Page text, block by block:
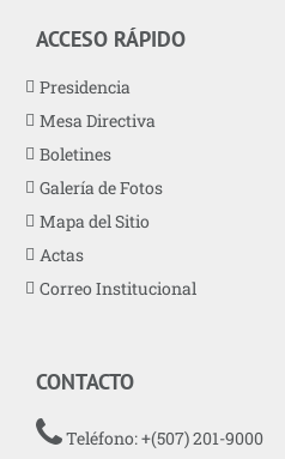
ACCESO RÁPIDO
Presidencia
Mesa Directiva
Boletines
Galería de Fotos
Mapa del Sitio
Actas
Correo Institucional
CONTACTO
Teléfono: +(507) 201-9000